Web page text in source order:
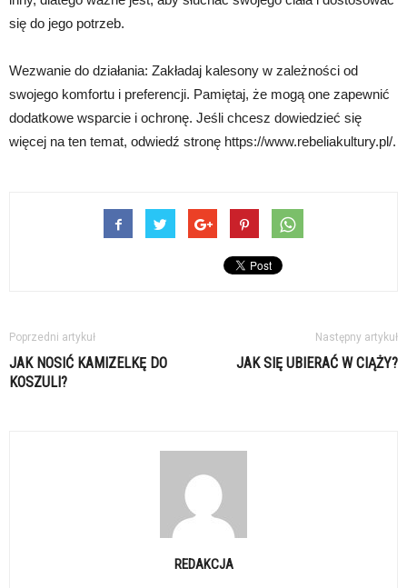
się do jego potrzeb.
Wezwanie do działania: Zakładaj kalesony w zależności od
swojego komfortu i preferencji. Pamiętaj, że mogą one zapewnić
dodatkowe wsparcie i ochronę. Jeśli chcesz dowiedzieć się
więcej na ten temat, odwiedź stronę https://www.rebeliakultury.pl/.
Poprzedni artykuł
JAK NOSIĆ KAMIZELKĘ DO
KOSZULI?
Następny artykuł
JAK SIĘ UBIERAĆ W CIĄŻY?
REDAKCJA